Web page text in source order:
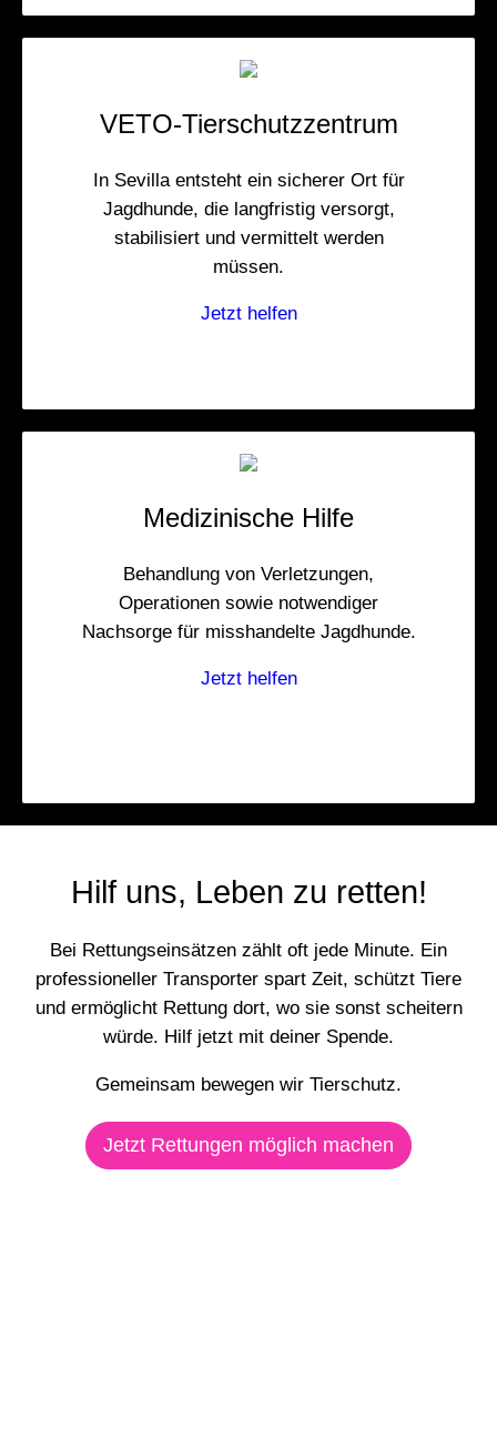
VETO-Tierschutzzentrum
In Sevilla entsteht ein sicherer Ort für
Jagdhunde, die langfristig versorgt,
stabilisiert und vermittelt werden
müssen.
Jetzt helfen
Medizinische Hilfe
Behandlung von Verletzungen,
Operationen sowie notwendiger
Nachsorge für misshandelte Jagdhunde.
Jetzt helfen
Hilf uns, Leben zu retten!
Bei Rettungseinsätzen zählt oft jede Minute. Ein
professioneller Transporter spart Zeit, schützt Tiere
und ermöglicht Rettung dort, wo sie sonst scheitern
würde. Hilf jetzt mit deiner Spende.
Gemeinsam bewegen wir Tierschutz.
Jetzt Rettungen möglich machen